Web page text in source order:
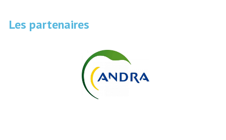
Les partenaires